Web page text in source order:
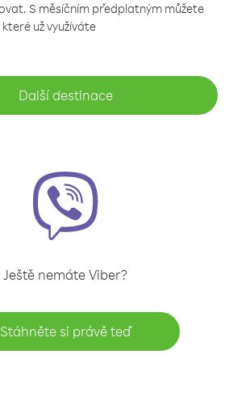
S měsíčním předplatným můžete
už využíváte
Další destinace
Ještě nemáte Viber?
Stáhněte si právě teď